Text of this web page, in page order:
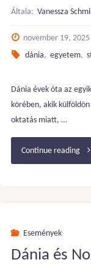
Általa: Vanessza
november 19, 2025
dánia, egyetem,
Dánia évek óta az
körében, akik
oktatás miatt, …
Continue reading
Események
Dánia és